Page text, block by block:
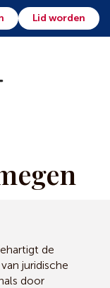
Lid worden
de
juridische
door